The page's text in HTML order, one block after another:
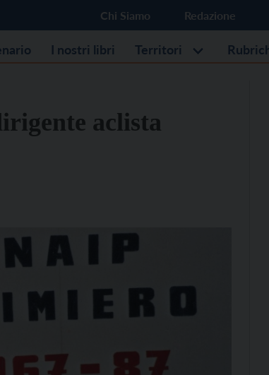
Chi Siamo Redazione
I nostri libri Territori
aclista